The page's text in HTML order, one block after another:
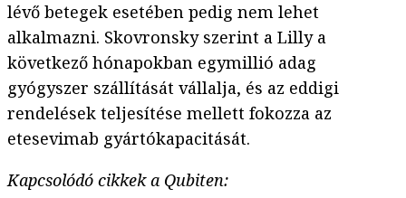
lévő betegek esetében pedig nem lehet
alkalmazni. Skovronsky szerint a Lilly a
következő hónapokban egymillió adag
gyógyszer szállítását vállalja, és az eddigi
rendelések teljesítése mellett fokozza az
etesevimab gyártókapacitását.
Kapcsolódó cikkek a Qubiten: